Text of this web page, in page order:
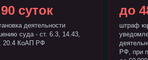
суток
деятельности
суда - ст. 6.3, 14.43,
20.4 КоАП РФ
до
штраф
РФ, при